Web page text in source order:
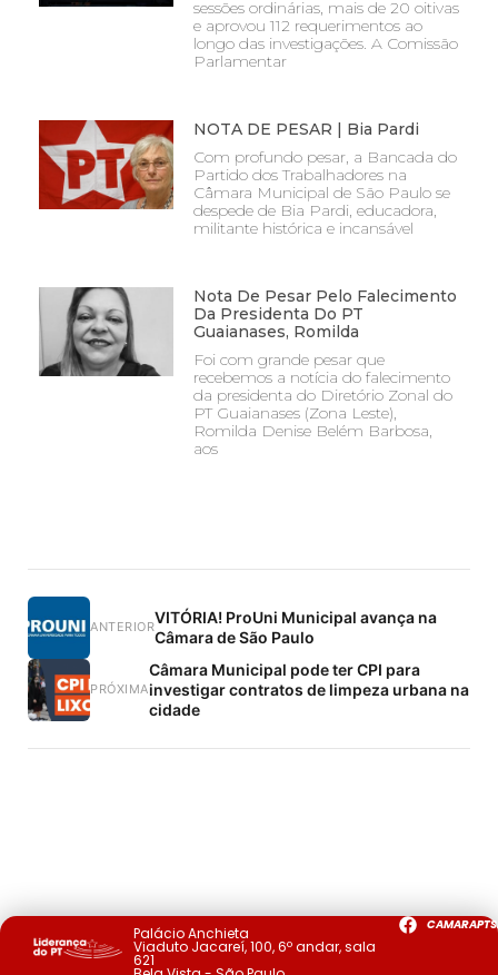
sessões ordinárias, mais de 20 oitivas
e aprovou 112 requerimentos ao
longo das investigações. A Comissão
Parlamentar
NOTA DE PESAR | Bia Pardi
Com profundo pesar, a Bancada do
Partido dos Trabalhadores na
Câmara Municipal de São Paulo se
despede de Bia Pardi, educadora,
militante histórica e incansável
Nota De Pesar Pelo Falecimento
Da Presidenta Do PT
Guaianases, Romilda
Foi com grande pesar que
recebemos a notícia do falecimento
da presidenta do Diretório Zonal do
PT Guaianases (Zona Leste),
Romilda Denise Belém Barbosa,
aos
ANTERIORVITÓRIA! ProUni Municipal avança na
Câmara de São Paulo
PRÓXIMA
Câmara Municipal pode ter CPI para
investigar contratos de limpeza urbana na
cidade
Palácio Anchieta
Viaduto Jacareí, 100, 6º andar, sala
621